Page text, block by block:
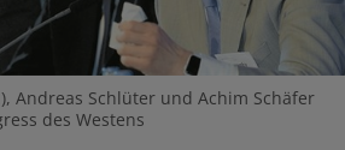
Andreas Schlüter und Achim Schäfer
des Westens